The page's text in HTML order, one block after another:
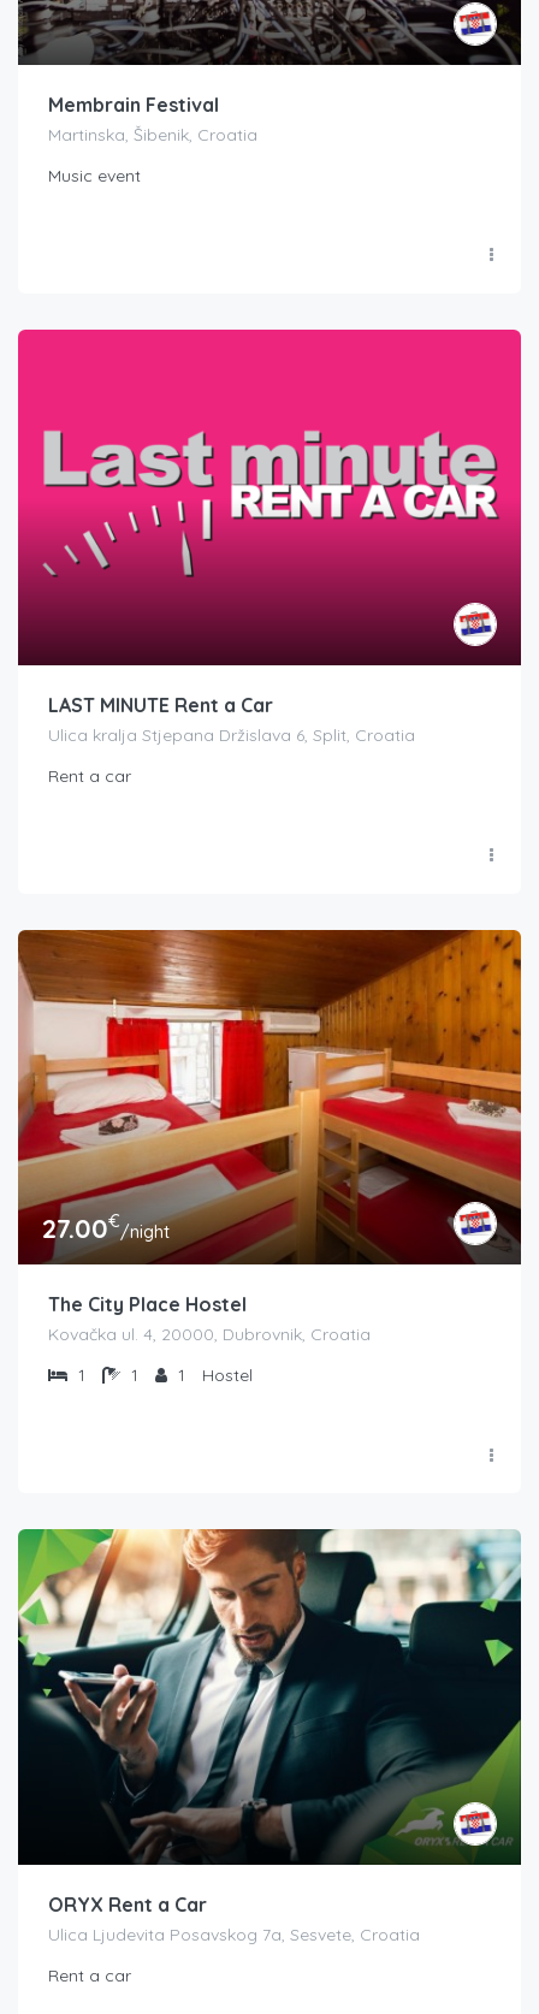
Membrain Festival
Martinska, Šibenik, Croatia
Music event
LAST MINUTE Rent a Car
Ulica kralja Stjepana Držislava 6, Split, Croatia
Rent a car
27.00€/night
The City Place Hostel
Kovačka ul. 4, 20000, Dubrovnik, Croatia
1
1 1 Hostel
ORYX Rent a Car
Ulica Ljudevita Posavskog 7a, Sesvete, Croatia
Rent a car